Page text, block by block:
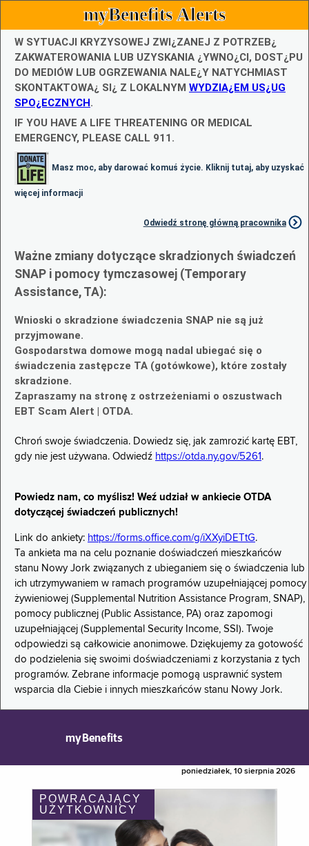
myBenefits Alerts
W SYTUACJI KRYZYSOWEJ ZWI¿ZANEJ Z POTRZEB¿
ZAKWATEROWANIA LUB UZYSKANIA ¿YWNO¿CI, DOST¿PU
DO MEDIÓW LUB OGRZEWANIA NALE¿Y NATYCHMIAST
SKONTAKTOWA¿ SI¿ Z LOKALNYM WYDZIA¿EM US¿UG
SPO¿ECZNYCH.
IF YOU HAVE A LIFE THREATENING OR MEDICAL
EMERGENCY, PLEASE CALL 911.
Masz moc, aby darować komuś życie. Kliknij tutaj, aby uzyskać
więcej informacji
Odwiedź stronę główną pracownika
Ważne zmiany dotyczące skradzionych świadczeń
SNAP i pomocy tymczasowej (Temporary
Assistance, TA):
Wnioski o skradzione świadczenia SNAP nie są już
przyjmowane.
Gospodarstwa domowe mogą nadal ubiegać się o
świadczenia zastępcze TA (gotówkowe), które zostały
skradzione.
Zapraszamy na stronę z ostrzeżeniami o oszustwach
EBT Scam Alert | OTDA.
Chroń swoje świadczenia. Dowiedz się, jak zamrozić kartę EBT,
gdy nie jest używana. Odwiedź https://otda.ny.gov/5261 .
Powiedz nam, co myślisz! Weź udział w ankiecie OTDA
dotyczącej świadczeń publicznych!
Link do ankiety: https://forms.office.com/g/iXXyiDETtG.
Ta ankieta ma na celu poznanie doświadczeń mieszkańców
stanu Nowy Jork związanych z ubieganiem się o świadczenia lub
ich utrzymywaniem w ramach programów uzupełniającej pomocy
żywieniowej (Supplemental Nutrition Assistance Program, SNAP),
pomocy publicznej (Public Assistance, PA) oraz zapomogi
uzupełniającej (Supplemental Security Income, SSI). Twoje
odpowiedzi są całkowicie anonimowe. Dziękujemy za gotowość
do podzielenia się swoimi doświadczeniami z korzystania z tych
programów. Zebrane informacje pomogą usprawnić system
wsparcia dla Ciebie i innych mieszkańców stanu Nowy Jork.
myBenefits
poniedziałek, 10 sierpnia 2026
POWRACAJĄCY
UŻYTKOWNICY